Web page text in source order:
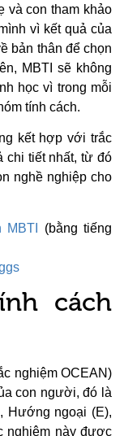
và con tham khảo
vì kết quả của
bản thân để chọn
MBTI sẽ không
học vì trong mỗi
tính cách.
kết hợp với trắc
chi tiết nhất, từ đó
nghề nghiệp cho
(bằng tiếng
cách
nghiệm OCEAN)
con người, đó là
Hướng ngoại (E),
nghiệm này được